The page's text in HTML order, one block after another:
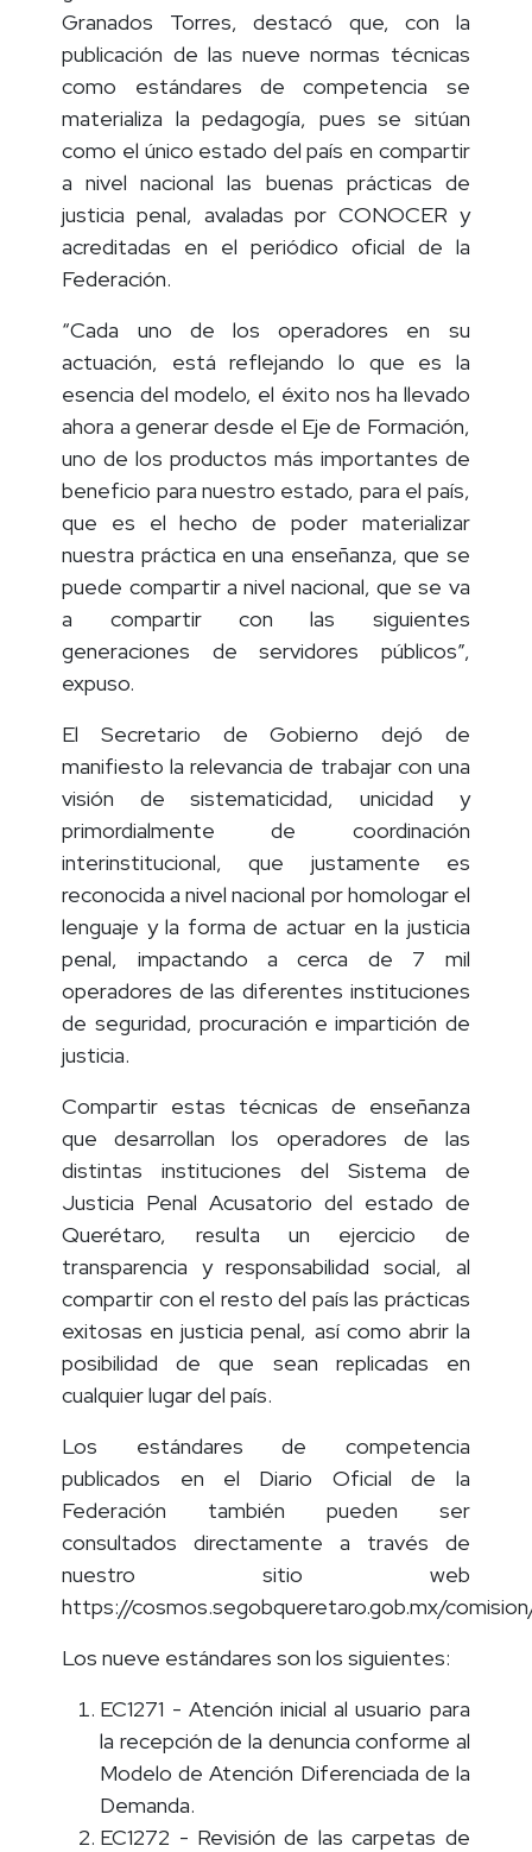
Granados Torres, destacó que, con la
publicación de las nueve normas técnicas
como estándares de competencia se
materializa la pedagogía, pues se sitúan
como el único estado del país en compartir
a nivel nacional las buenas prácticas de
justicia penal, avaladas por CONOCER y
acreditadas en el periódico oficial de la
Federación.
“Cada uno de los operadores en su
actuación, está reflejando lo que es la
esencia del modelo, el éxito nos ha llevado
ahora a generar desde el Eje de Formación,
uno de los productos más importantes de
beneficio para nuestro estado, para el país,
que es el hecho de poder materializar
nuestra práctica en una enseñanza, que se
puede compartir a nivel nacional, que se va
a compartir con las siguientes
generaciones de servidores públicos”,
expuso.
El Secretario de Gobierno dejó de
manifiesto la relevancia de trabajar con una
visión de sistematicidad, unicidad y
primordialmente de coordinación
interinstitucional, que justamente es
reconocida a nivel nacional por homologar el
lenguaje y la forma de actuar en la justicia
penal, impactando a cerca de 7 mil
operadores de las diferentes instituciones
de seguridad, procuración e impartición de
justicia.
Compartir estas técnicas de enseñanza
que desarrollan los operadores de las
distintas instituciones del Sistema de
Justicia Penal Acusatorio del estado de
Querétaro, resulta un ejercicio de
transparencia y responsabilidad social, al
compartir con el resto del país las prácticas
exitosas en justicia penal, así como abrir la
posibilidad de que sean replicadas en
cualquier lugar del país.
Los estándares de competencia
publicados en el Diario Oficial de la
Federación también pueden ser
consultados directamente a través de
nuestro sitio web
https://cosmos.segobqueretaro.gob.mx/
Los nueve estándares son los siguientes:
EC1271 - Atención inicial al usuario para
la recepción de la denuncia conforme al
Modelo de Atención Diferenciada de la
Demanda.
EC1272 - Revisión de las carpetas de